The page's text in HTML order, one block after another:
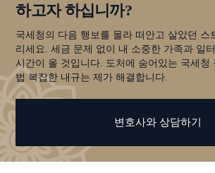
하고자 하십니까?
국세청의 다음 행보를 몰라 떠안고 살았던 스
리세요. 세금 문제 없이 내 소중한 가족과 일
시간이 올 것입니다. 도처에 숨어있는 국세청
법 복잡한 내규는 제가 해결합니다.
변호사와 상담하기